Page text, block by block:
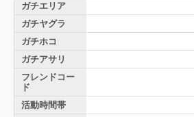
ガチエリア
ガチヤグラ
ガチホコ
ガチアサリ
フレンドコー
ド
活動時間帯